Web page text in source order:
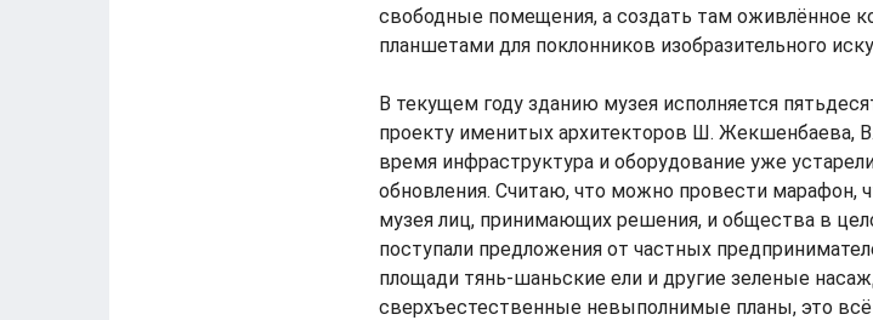
свободные помещения, а создать там оживлённое
планшетами для поклонников изобразительного
В текущем году зданию музея исполняется
проекту именитых архитекторов Ш. Жекшенбаева,
время инфраструктура и оборудование уже
обновления. Считаю, что можно провести марафон,
музея лиц, принимающих решения, и общества в
поступали предложения от частных
площади тянь-шаньские ели и другие зеленые
сверхъестественные невыполнимые планы, это